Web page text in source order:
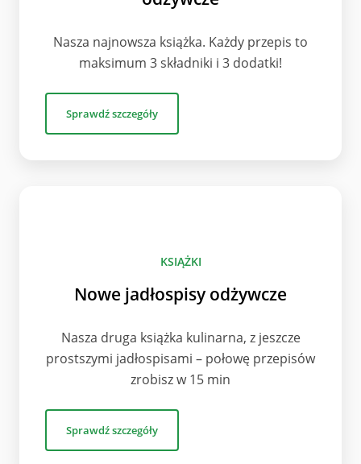
Nasza najnowsza książka. Każdy przepis to
maksimum 3 składniki i 3 dodatki!
Sprawdź szczegóły
KSIĄŻKI
Nowe jadłospisy odżywcze
Nasza druga książka kulinarna, z jeszcze
prostszymi jadłospisami – połowę przepisów
zrobisz w 15 min
Sprawdź szczegóły